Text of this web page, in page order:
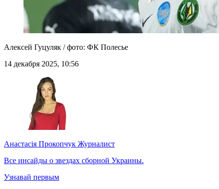
Алексей Гуцуляк / фото: ФК Полесье
14 декабря 2025, 10:56
Анастасія Прокопчук Журналист
Все инсайды о звездах сборной Украины.
Узнавай первым